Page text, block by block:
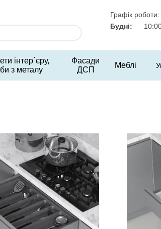
Графік роботи:
Будні:
інтер`єру,
з металу
Фасади
ДСП
Меблі